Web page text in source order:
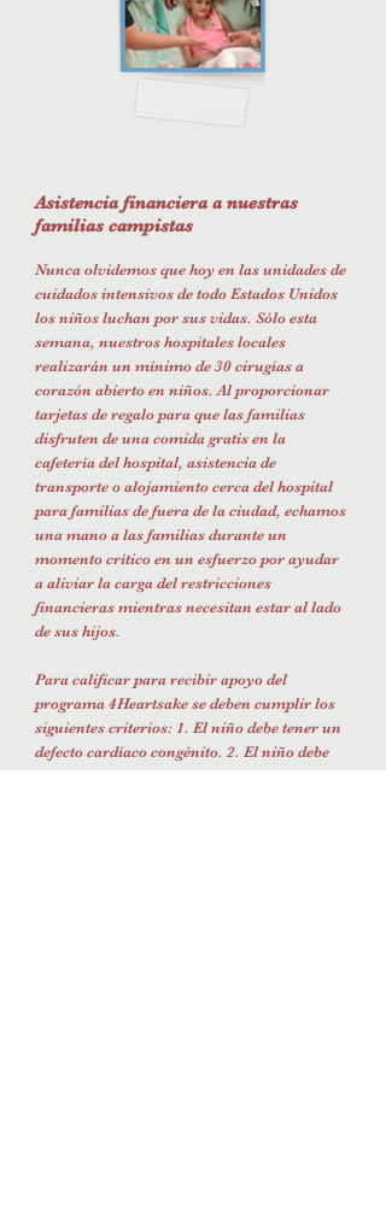
Asistencia financiera a nuestras
familias campistas
Nunca olvidemos que hoy en las unidades de
cuidados intensivos de todo Estados Unidos
los niños luchan por sus vidas. Sólo esta
semana, nuestros hospitales locales
realizarán un mínimo de 30 cirugías a
corazón abierto en niños. Al proporcionar
tarjetas de regalo para que las familias
disfruten de una comida gratis en la
cafetería del hospital, asistencia de
transporte o alojamiento cerca del hospital
para familias de fuera de la ciudad, echamos
una mano a las familias durante un
momento crítico en un esfuerzo por ayudar
a aliviar la carga del restricciones
financieras mientras necesitan estar al lado
de sus hijos.
Para calificar para recibir apoyo del
programa 4Heartsake se deben cumplir los
siguientes criterios: 1. El niño debe tener un
defecto cardíaco congénito. 2. El niño debe